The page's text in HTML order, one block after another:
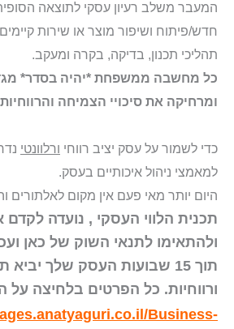
המעבר משלב רעיון עסקי לתוצאה
חדש/פיתוח ושיפור מוצר או שירות
תהליכי תכנון, בדיקה, בקרה ומעקב.
כל מחשבה ממשפחת *יהיה בסדר*
ומרחיקה את סיכויי הצמיחה
כדי לשמור על עסק יציב רווחי ורלוונטי
למאמצי ניהול איכותיים בעסק.
היום יותר מאי פעם אין מקום לאלתורים
תכנית הלווי העסקי , נועדה
ולהתאימו לתנאי השוק של כאן
תוך 15 שבועות העסק שלך
ורווחיות. כל הפרטים בלחיצה על
Business-